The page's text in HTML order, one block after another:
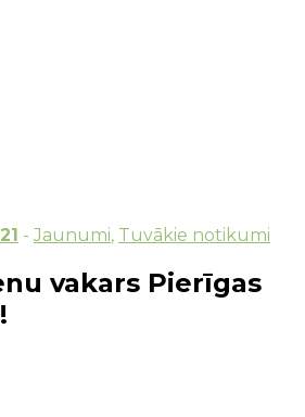
- Jaunumi, Tuvākie notikumi
vakars Pierīgas